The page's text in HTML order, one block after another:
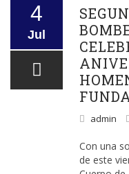
4
Jul
admin
Con una
de este